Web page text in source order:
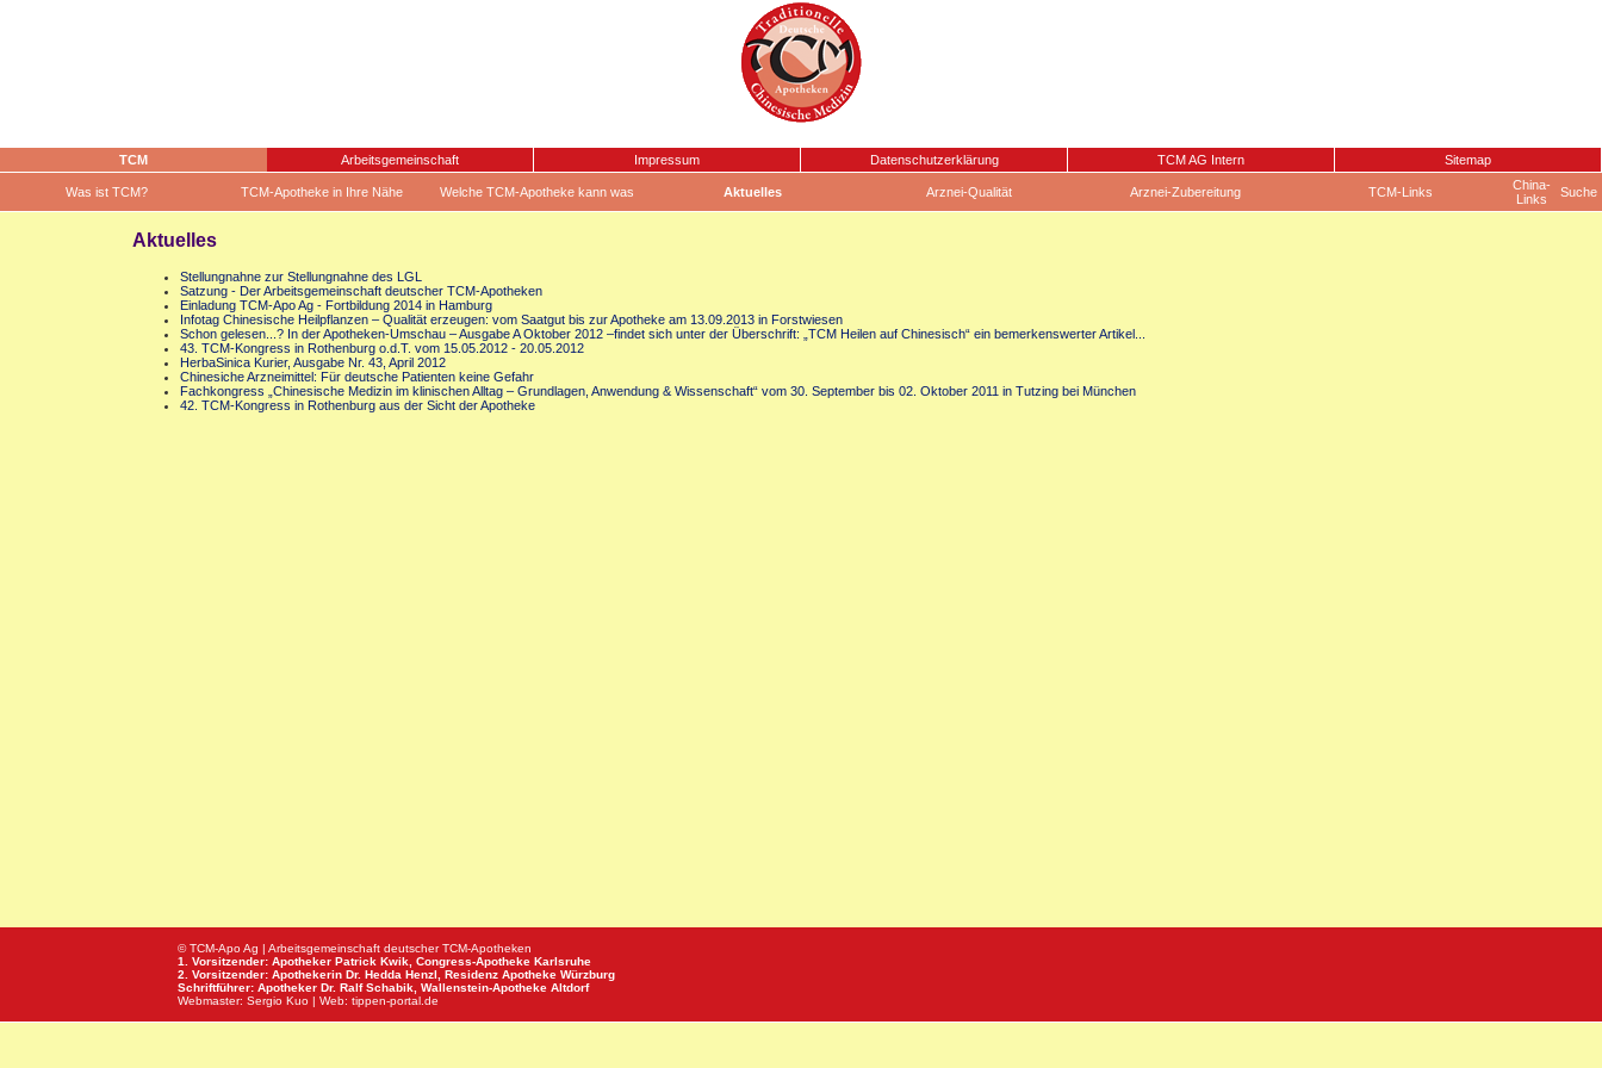
TCM Arbeitsgemeinschaft Impressum Datenschutzerklärung TCM AG Intern Sitemap
Was ist TCM? TCM-Apotheke in Ihre Nähe Welche TCM-Apotheke kann was Aktuelles Arznei-Qualität Arznei-Zubereitung TCM-Links
China-
Links
Suche
Aktuelles
Stellungnahne zur Stellungnahne des LGL
Satzung - Der Arbeitsgemeinschaft deutscher TCM-Apotheken
Einladung TCM-Apo Ag - Fortbildung 2014 in Hamburg
Infotag Chinesische Heilpflanzen – Qualität erzeugen: vom Saatgut bis zur Apotheke am 13.09.2013 in Forstwiesen
Schon gelesen...? In der Apotheken-Umschau – Ausgabe A Oktober 2012 –findet sich unter der Überschrift: „TCM Heilen auf Chinesisch“ ein bemerkenswerter Artikel...
43. TCM-Kongress in Rothenburg o.d.T. vom 15.05.2012 - 20.05.2012
HerbaSinica Kurier, Ausgabe Nr. 43, April 2012
Chinesiche Arzneimittel: Für deutsche Patienten keine Gefahr
Fachkongress „Chinesische Medizin im klinischen Alltag – Grundlagen, Anwendung & Wissenschaft“ vom 30. September bis 02. Oktober 2011 in Tutzing bei München
42. TCM-Kongress in Rothenburg aus der Sicht der Apotheke
© TCM-Apo Ag | Arbeitsgemeinschaft deutscher TCM-Apotheken
1. Vorsitzender: Apotheker Patrick Kwik, Congress-Apotheke Karlsruhe
2. Vorsitzender: Apothekerin Dr. Hedda Henzl, Residenz Apotheke Würzburg
Schriftführer: Apotheker Dr. Ralf Schabik, Wallenstein-Apotheke Altdorf
Webmaster: Sergio Kuo | Web: tippen-portal.de